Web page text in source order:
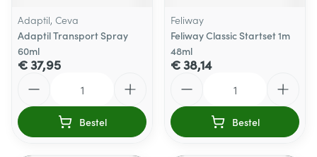
Adaptil, Ceva
Adaptil Transport Spray
60ml
€ 37,95
Bestel
Feliway
Feliway Classic Startset 1m
48ml
€ 38,14
Bestel